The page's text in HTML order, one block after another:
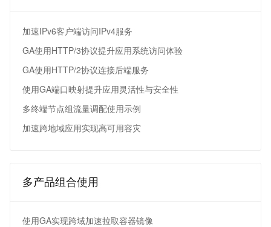
加速IPv6客户端访问IPv4服务
GA使用HTTP/3协议提升应用系统访问体验
GA使用HTTP/2协议连接后端服务
使用GA端口映射提升应用灵活性与安全性
多终端节点组流量调配使用示例
加速跨地域应用实现高可用容灾
多产品组合使用
使用GA实现跨域加速拉取容器镜像